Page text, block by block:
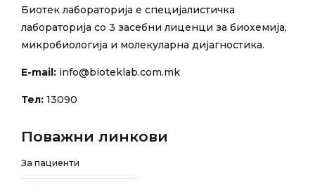
Биотек лабораторија е специјалистичка
лабораторија со 3 засебни лиценци за биохемија,
микробиологија и молекуларна дијагностика.
E-mail: info@bioteklab.com.mk
Тел: 13090
Поважни линкови
За пациенти